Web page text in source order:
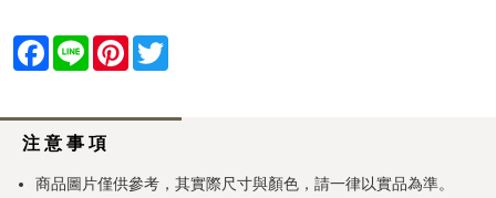
Facebook
Line Pinterest
注 意 事 項
商品圖片僅供參考，其實際尺寸與顏色，請一律以實品為準。